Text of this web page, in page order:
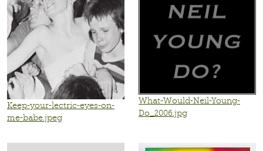
Keep-your-lectric-eyes-on-
me-babe.jpeg
What-Would-Neil-Young-
Do_2006.jpg